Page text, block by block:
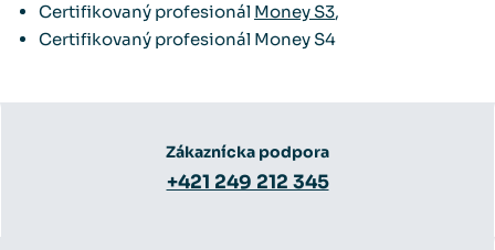
Certifikovaný profesionál Money S3,
Certifikovaný profesionál Money S4
Zákaznícka podpora
+421 249 212 345